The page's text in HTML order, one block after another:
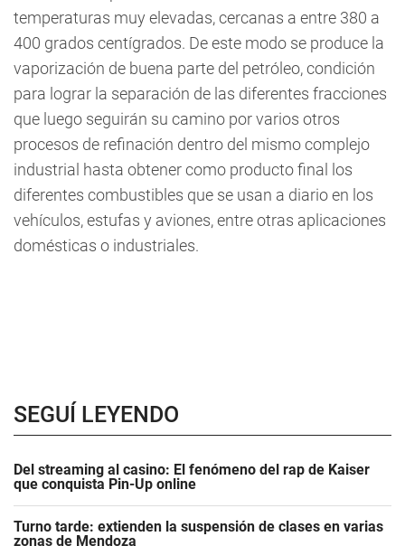
temperaturas muy elevadas, cercanas a entre 380 a
400 grados centígrados. De este modo se produce la
vaporización de buena parte del petróleo, condición
para lograr la separación de las diferentes fracciones
que luego seguirán su camino por varios otros
procesos de refinación dentro del mismo complejo
industrial hasta obtener como producto final los
diferentes combustibles que se usan a diario en los
vehículos, estufas y aviones, entre otras aplicaciones
domésticas o industriales.
SEGUÍ LEYENDO
Del streaming al casino: El fenómeno del rap de Kaiser
que conquista Pin-Up online
Turno tarde: extienden la suspensión de clases en varias
zonas de Mendoza